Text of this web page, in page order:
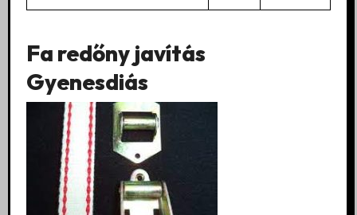
Fa redőny javítás
Gyenesdiás